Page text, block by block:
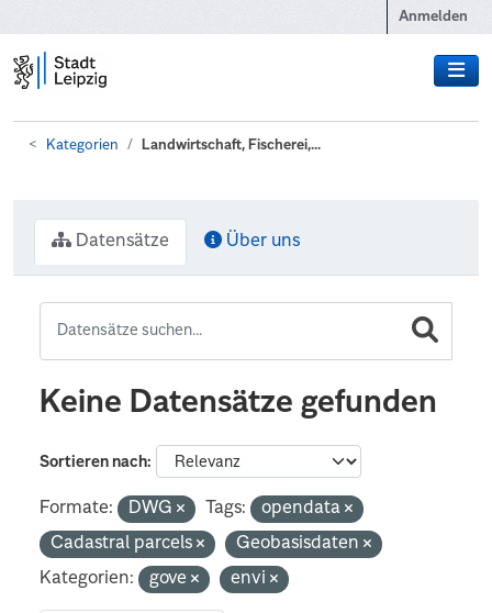
Anmelden
Kategorien Landwirtschaft, Fischerei,...
Datensätze Über uns
Keine Datensätze gefunden
Sortieren nach
Formate: DWG Tags:
opendata
Cadastral parcels
Geobasisdaten
Kategorien:
gove envi